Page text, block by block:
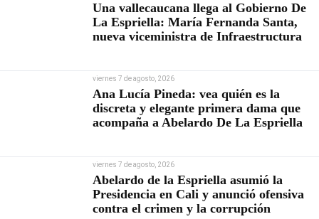
Una vallecaucana llega al Gobierno De
La Espriella: María Fernanda Santa,
nueva viceministra de Infraestructura
viernes 7 de agosto, 2026
Ana Lucía Pineda: vea quién es la
discreta y elegante primera dama que
acompaña a Abelardo De La Espriella
viernes 7 de agosto, 2026
Abelardo de la Espriella asumió la
Presidencia en Cali y anunció ofensiva
contra el crimen y la corrupción